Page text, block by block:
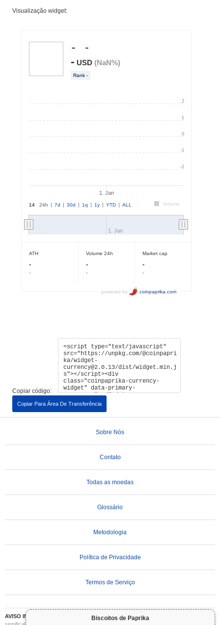
Biscoitos de Paprika
Visualização widget:
Copiar código:
Copiar Para Área De Transferência
Sobre Nós
Contato
Todas as moedas
Glossário
Metodologia
Política de Privacidade
Termos de Serviço
AVISO IMPORTANTE:
As criptomoedas são altamente voláteis e envolvem riscos
significativos. Você pode perder parte ou todo o seu investimento. Todas as